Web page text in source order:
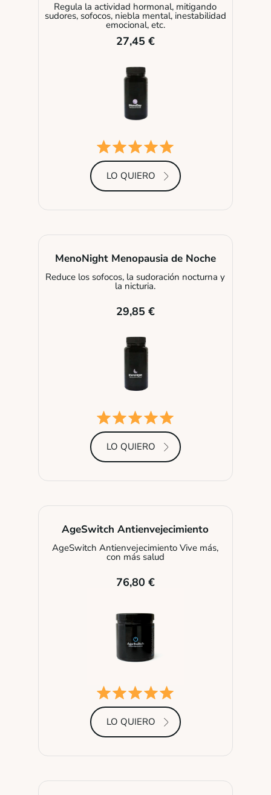
Regula la actividad hormonal, mitigando
sudores, sofocos, niebla mental, inestabilidad
emocional, etc.
27,45 €
LO QUIERO
MenoNight Menopausia de Noche
Reduce los sofocos, la sudoración nocturna y
la nicturia.
29,85 €
LO QUIERO
AgeSwitch Antienvejecimiento
AgeSwitch Antienvejecimiento Vive más,
con más salud
76,80 €
LO QUIERO